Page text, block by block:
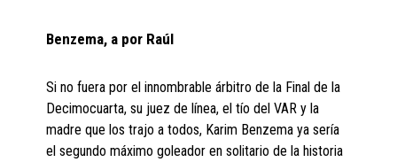
Benzema, a por Raúl
Si no fuera por el innombrable árbitro de la Final de la
Decimocuarta, su juez de línea, el tío del VAR y la
madre que los trajo a todos, Karim Benzema ya sería
el segundo máximo goleador en solitario de la historia